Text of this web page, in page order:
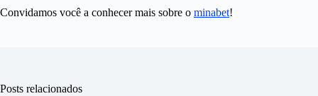
Convidamos você a conhecer mais sobre o minabet!
Posts relacionados